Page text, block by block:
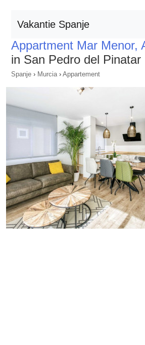
Vakantie Spanje
Appartment Mar Menor,
in San Pedro del Pinatar
Spanje › Murcia› Appartement